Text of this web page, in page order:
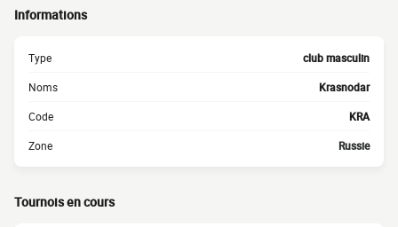
Informations
Type club masculin
Noms Krasnodar
Code KRA
Zone Russie
Tournois en cours